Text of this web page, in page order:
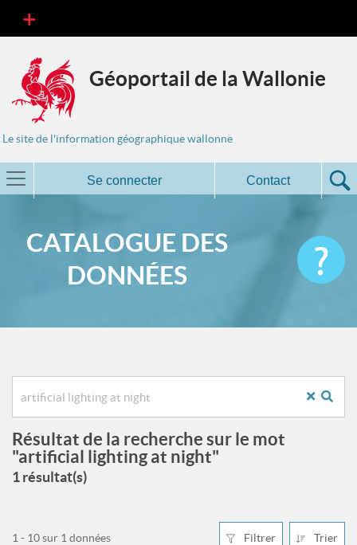
Géoportail de la Wallonie
Le site de l'information géographique wallonne
Se connecter Contact
CATALOGUE DES
DONNÉES
Résultat de la recherche sur le mot
"artificial lighting at night"
1 résultat(s)
Filtrer Trier
1 - 10 sur 1 données